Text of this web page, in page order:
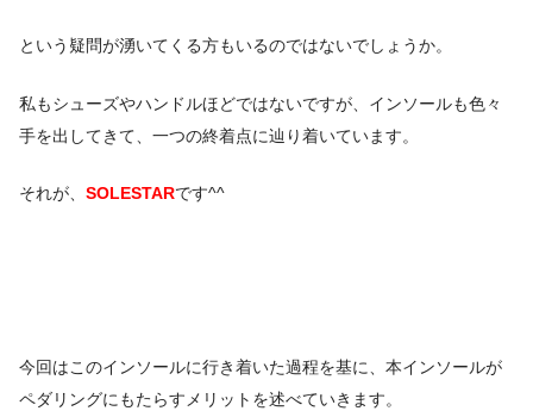
という疑問が湧いてくる方もいるのではないでしょうか。
私もシューズやハンドルほどではないですが、インソールも色々
手を出してきて、一つの終着点に辿り着いています。
それが、 SOLESTARです^^
今回はこのインソールに行き着いた過程を基に、本インソールが
ペダリングにもたらすメリットを述べていきます。